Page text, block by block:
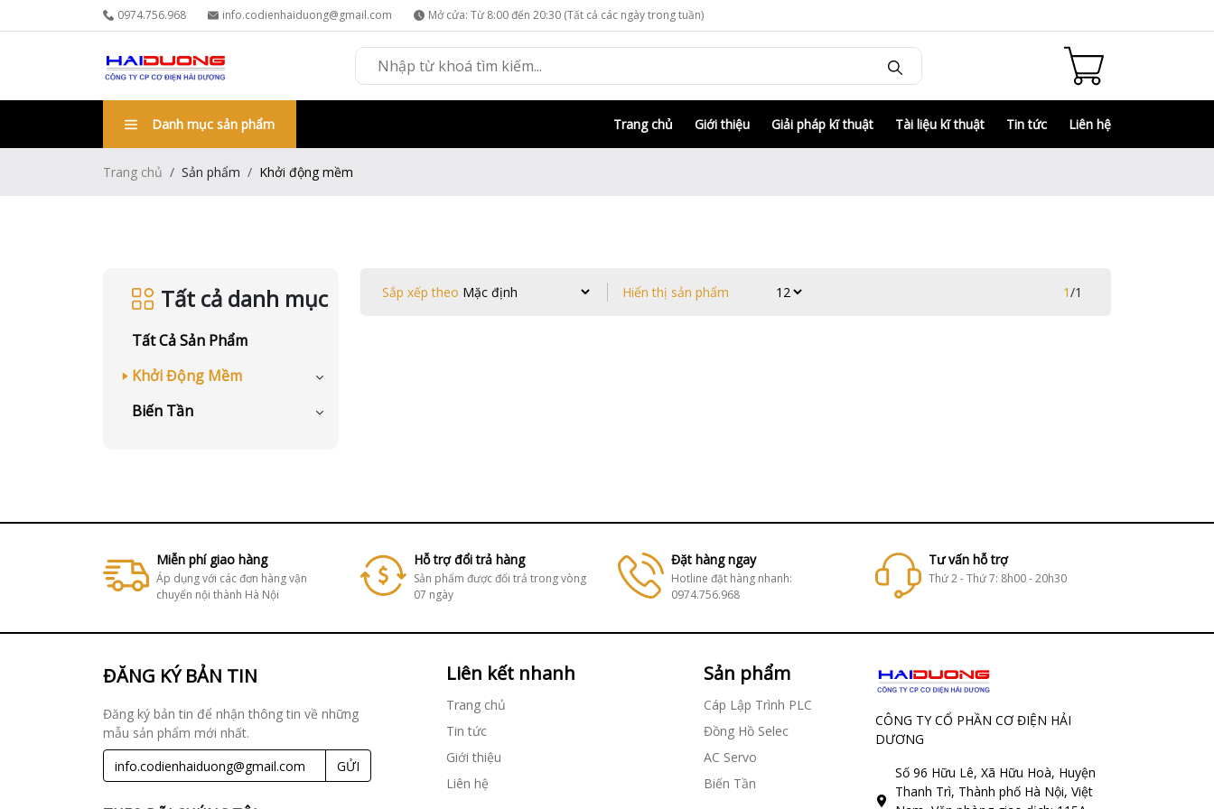
0974.756.968 info.codienhaiduong@gmail.com Mở cửa: Từ 8:00 đến 20:30 (Tất cả các ngày trong tuần)
Danh mục sản phẩm Trang chủ Giới thiệu Giải pháp kĩ thuật Tài liệu kĩ thuật Tin tức Liên hệ
Trang chủ Sản phẩm Khởi động mềm
Tất cả danh mục
Tất Cả Sản Phẩm
Khởi Động Mềm
Biến Tần
Sắp xếp theo Hiển thị sản phẩm 1/1
Miễn phí giao hàng
Áp dụng với các đơn hàng vận
chuyển nội thành Hà Nội
Hỗ trợ đổi trả hàng
Sản phẩm được đổi trả trong vòng
07 ngày
Đặt hàng ngay
Hotline đặt hàng nhanh:
0974.756.968
Tư vấn hỗ trợ
Thứ 2 - Thứ 7: 8h00 - 20h30
ĐĂNG KÝ BẢN TIN
Đăng ký bản tin để nhận thông tin về những
mẫu sản phẩm mới nhất.
GỬI
Liên kết nhanh
Trang chủ
Tin tức
Giới thiệu
Liên hệ
Sản phẩm
Cáp Lập Trình PLC
Đồng Hồ Selec
AC Servo
Biến Tần
CÔNG TY CỔ PHẦN CƠ ĐIỆN HẢI
DƯƠNG
Số 96 Hữu Lê, Xã Hữu Hoà, Huyện
Thanh Trì, Thành phố Hà Nội, Việt